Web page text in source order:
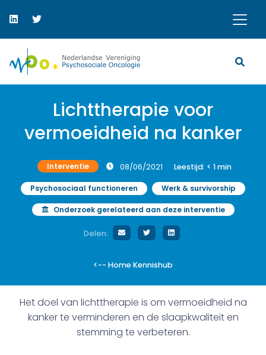
Lichttherapie voor
vermoeidheid na kanker
Interventie 08/06/2021 Leestijd: < 1min
Psychosociaal functioneren Werk & survivorship
Onderzoek gerelateerd aan deze interventie
Delen:
<-- Home Kennishub
Het doel van lichttherapie is om vermoeidheid na
kanker te verminderen en de slaapkwaliteit en
stemming te verbeteren.